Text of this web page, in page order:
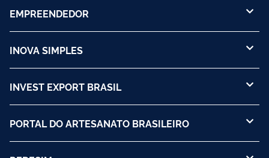
EMPREENDEDOR
INOVA SIMPLES
INVEST EXPORT BRASIL
PORTAL DO ARTESANATO BRASILEIRO